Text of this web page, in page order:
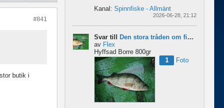
#841
butik i
Kanal: Spinnfiske - Allmänt
2026-06-28, 21:12
Svar till Den stora tråden om finesse abborre
av Flex
Hyffsad Borre 800gr
1
Foto